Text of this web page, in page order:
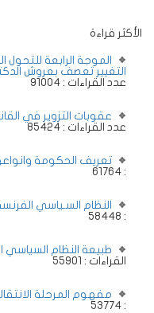
الأكثر قراءة
الموجة الرابعة للتحول
التغيير تعصف بعروش
عدد القراءات : 91004
عقوبات التزوير في
عدد القراءات : 85424
تعريف الحكومة
: 61764
النظام السـياسي
: 58448
طبيعة النظام السياسي
القراءات : 55901
مفهوم المرحلة
: 53774